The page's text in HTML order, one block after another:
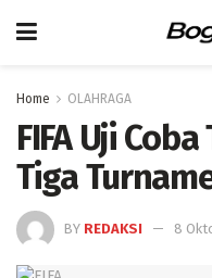
Home OLAHRAGA
FIFA Uji
Tiga
BY REDAKSI 8